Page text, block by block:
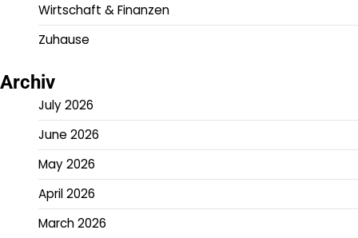
Wirtschaft & Finanzen
Zuhause
Archiv
July 2026
June 2026
May 2026
April 2026
March 2026